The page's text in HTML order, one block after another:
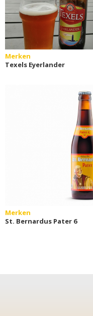
Merken
Texels Eyerlander
Merken
St. Bernardus Pater 6